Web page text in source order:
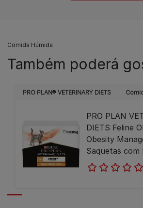
Comida Húmida
Também poderá
PRO PLAN® VETERINARY DIETS
PRO PLAN
DIETS Feline
Obesity
Saquetas com